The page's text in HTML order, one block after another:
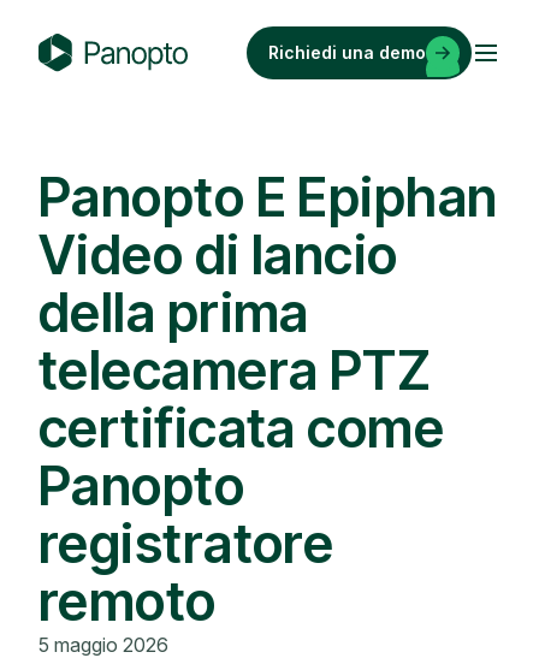
o
p
t
o
Richiedi una demo
Panopto E Epiphan
Video di lancio
della prima
telecamera PTZ
certificata come
Panopto
registratore
remoto
5 maggio 2026